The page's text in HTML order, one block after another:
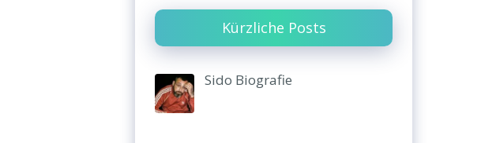
Kürzliche Posts
Sido Biografie